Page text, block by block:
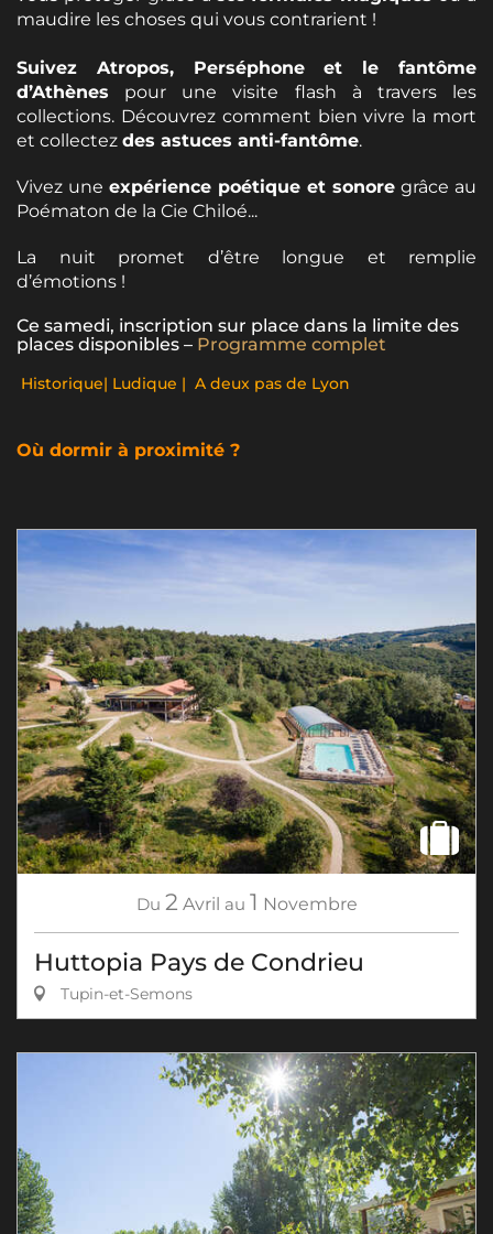
maudire les choses qui vous contrarient !
Suivez Atropos, Perséphone et le fantôme
d’Athènes pour une visite flash à travers les
collections. Découvrez comment bien vivre la mort
et collectez des astuces anti-fantôme.
Vivez une expérience poétique et sonore grâce au
Poématon de la Cie Chiloé...
La nuit promet d’être longue et remplie
d’émotions !
Ce samedi, inscription sur place dans la limite des
places disponibles – Programme complet
​ Historique| Ludique | A deux pas de Lyon
Où dormir à proximité ?
Du 2 Avril au 1 Novembre
Huttopia Pays de Condrieu
Tupin-et-Semons